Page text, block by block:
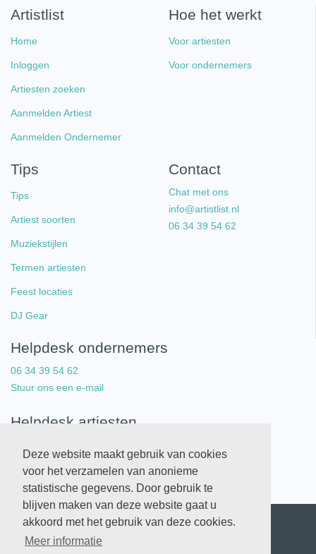
Deze website maakt gebruik van cookies
voor het verzamelen van anonieme
statistische gegevens. Door gebruik te
blijven maken van deze website gaat u
akkoord met het gebruik van deze cookies.
Meer informatie
Artistlist
Home
Inloggen
Artiesten zoeken
Aanmelden Artiest
Aanmelden Ondernemer
Hoe het werkt
Voor artiesten
Voor ondernemers
Tips
Tips
Artiest soorten
Muziekstijlen
Termen artiesten
Feest locaties
DJ Gear
Contact
Chat met ons
info@artistlist.nl
06 34 39 54 62
Helpdesk ondernemers
06 34 39 54 62
Stuur ons een e-mail
Helpdesk artiesten
Stuur ons een e-mail
Copyright © 2026 Artistlist. All Rights Reserved.